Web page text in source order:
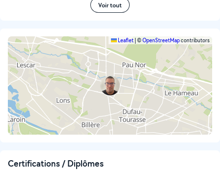
Voir tout
Leaflet ©OpenStreetMapcontributors
Certifications / Diplômes